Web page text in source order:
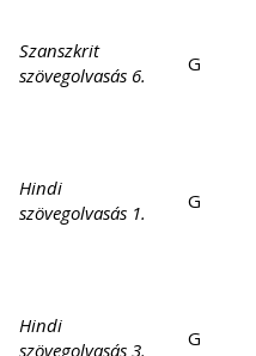
Szanszkrit
szövegolvasás 6.
G
Hindi
szövegolvasás 1.
G
Hindi
szövegolvasás 3.
G